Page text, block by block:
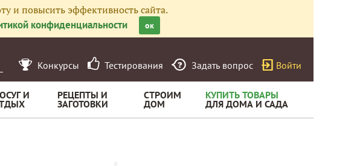
и повысить эффективность сайта.
конфиденциальности ок
Конкурсы Тестирования Задать вопрос Войти
И РЕЦЕПТЫ И
ЗАГОТОВКИ
СТРОИМ
ДОМ
КУПИТЬ ТОВАРЫ
ДЛЯ ДОМА И САДА